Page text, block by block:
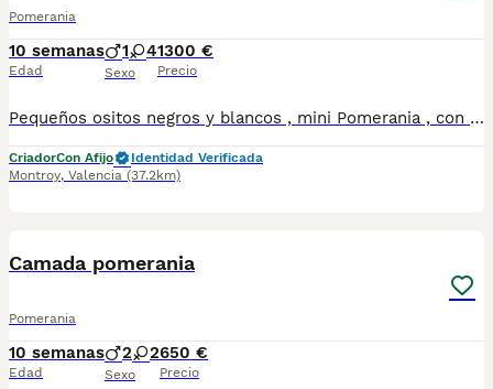
Pomerania
10 semanas
Edad
1 4
Sexo
1300 €
Precio
Pequeños ositos negros y blancos , mini Pomerania , con mucha calidad . El padre pesa 1.4 kg y la madre 2,8 kg. Son ultra bonitos y con muy buen carácter. Criamos nuestros perros dentro de nuestra casa y los amamos mucho . Puedes venir a verlos en persona .
CriadorCon Afijo
Identidad Verificada
Montroy, Valencia (37.2km)
Camada pomerania
Pomerania
10 semanas
Edad
2 2
Sexo
650 €
Precio